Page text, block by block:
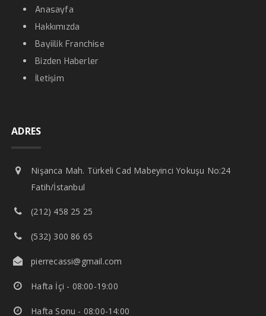
Anasayfa
Hakkımızda
Bayiilik Franchise
Bizden Haberler
İletişim
ADRES
Nişanca Mah. Türkeli Cad Mabeyinci Yokuşu No:24
Fatih/İstanbul
(212) 458 25 25
(532) 300 86 65
pierrecassi@gmail.com
Hafta İçi - 08:00-19:00
Hafta Sonu - 08:00-14:00